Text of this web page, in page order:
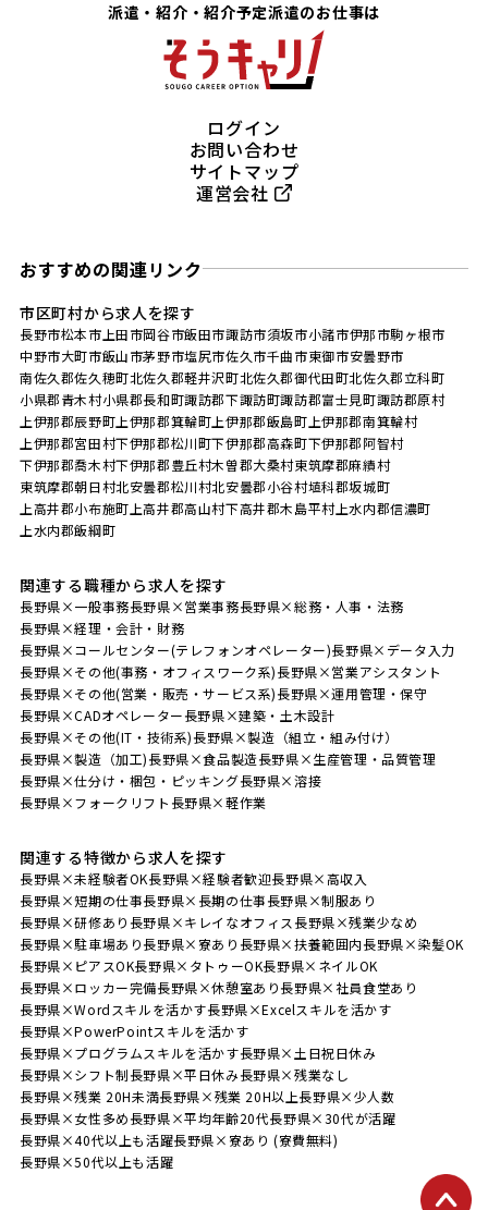
派遣・紹介・紹介予定派遣のお仕事は
ログイン
お問い合わせ
サイトマップ
運営会社
おすすめの関連リンク
市区町村から求人を探す
長野市松本市 上田市岡谷市飯田市諏訪市須坂市小諸市伊那市駒ヶ根市
中野市大町市飯山市茅野市塩尻市佐久市千曲市東御市安曇野市
南佐久郡佐久穂町北佐久郡軽井沢町北佐久郡御代田町北佐久郡立科町
小県郡青木村小県郡長和町諏訪郡下諏訪町諏訪郡富士見町諏訪郡原村
上伊那郡辰野町 上伊那郡箕輪町 上伊那郡飯島町 上伊那郡南箕輪村
上伊那郡宮田村下伊那郡松川町下伊那郡高森町下伊那郡阿智村
下伊那郡喬木村下伊那郡豊丘村木曽郡大桑村東筑摩郡麻績村
東筑摩郡朝日村北安曇郡松川村北安曇郡小谷村埴科郡坂城町
上高井郡小布施町 上高井郡高山村下高井郡木島平村上水内郡信濃町
上水内郡飯綱町
関連する職種から求人を探す
長野県×一般事務長野県×営業事務長野県×総務・人事・法務
長野県×経理・会計・財務
長野県×コールセンター(テレフォンオペレーター)長野県×データ入力
長野県×その他(事務・オフィスワーク系)長野県×営業アシスタント
長野県×その他(営業・販売・サービス系)長野県×運用管理・保守
長野県×CADオペレーター長野県×建築・土木設計
長野県×その他(IT・技術系)長野県×製造（組立・組み付け）
長野県×製造（加工)長野県×食品製造長野県×生産管理・品質管理
長野県×仕分け・梱包・ピッキング長野県×溶接
長野県×フォークリフト 長野県×軽作業
関連する特徴から求人を探す
長野県×未経験者OK長野県×経験者歓迎長野県×高収入
長野県×短期の仕事長野県×長期の仕事長野県×制服あり
長野県×研修あり 長野県×キレイなオフィス 長野県×残業少なめ
長野県×駐車場あり長野県×寮あり 長野県×扶養範囲内長野県×染髪OK
長野県×ピアスOK長野県×タトゥーOK長野県×ネイルOK
長野県×ロッカー完備長野県×休憩室あり長野県×社員食堂あり
長野県×Wordスキルを活かす長野県×Excelスキルを活かす
長野県×PowerPointスキルを活かす
長野県×プログラムスキルを活かす長野県×土日祝日休み
長野県×シフト制長野県×平日休み長野県×残業なし
長野県×残業 20H未満長野県×残業 20H以上長野県×少人数
長野県×女性多め長野県×平均年齢20代長野県×30代が活躍
長野県×40代以上も活躍長野県×寮あり (寮費無料)
長野県×50代以上も活躍